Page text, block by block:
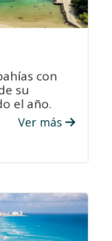
con
su
el año.
Ver más
HACER?